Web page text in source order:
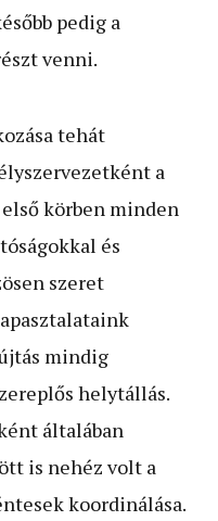
pedig a
venni.
tehát
a
körben minden
és
szeret
mindig
helytállás.
általában
is nehéz volt a
koordinálása.